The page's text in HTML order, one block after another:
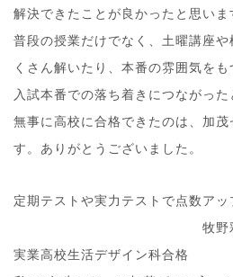
解決できたことが良かったと思いま
普段の授業だけでなく、土曜講座
くさん解いたり、本番の雰囲気をも
入試本番での落ち着きにつながった
無事に高校に合格できたのは、加茂
す。ありがとうございました。
定期テストや実力テストで点数アッ
牧野彩那（川辺
実業高校生活デザイン科合格